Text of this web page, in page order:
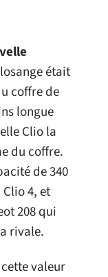
était
coffre de
longue
Clio la
du coffre.
de 340
4, et
208 qui
rivale.
valeur